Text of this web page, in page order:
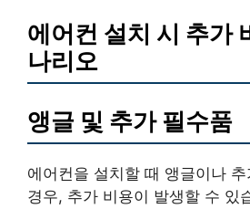
에어컨 설치 시 추가
나리오
앵글 및 추가 필수품
에어컨을 설치할 때 앵글이나
경우, 추가 비용이 발생할 수 있